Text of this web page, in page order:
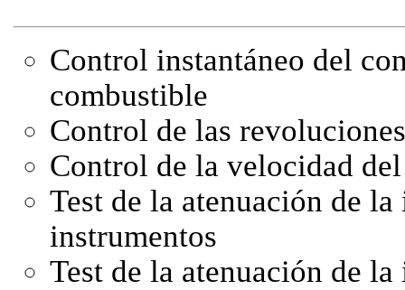
Control instantáneo del
combustible
Control de las
Control de la velocidad
Test de la atenuación de
instrumentos
Test de la atenuación de